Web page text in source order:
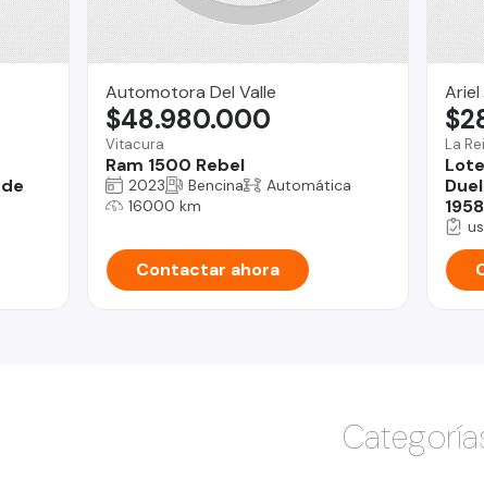
Automotora Del Valle
Vitacura
Ram 1500 Rebel
$48.980.000
2023 Bencina
Automática
16000 km
Contactar ahora
Ariel
La